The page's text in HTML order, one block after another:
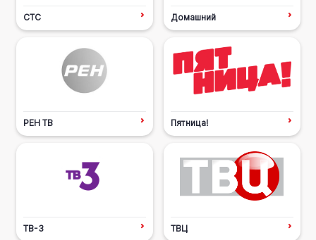
СТС Домашний
РЕН ТВ Пятница!
ТВ-3 ТВЦ